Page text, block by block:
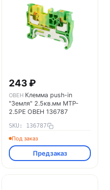
243 ₽
ОВЕН Клемма push-in
"Земля" 2.5кв.мм MTP-
2.5PE ОВЕН 136787
SKU: 136787
Под заказ
Предзаказ